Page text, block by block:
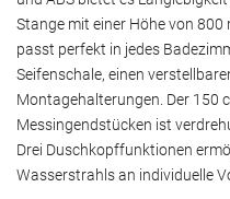
Stange mit einer Höhe von
passt perfekt in jedes
Seifenschale, einen
Montagehalterungen. Der 150
Messingendstücken ist
Drei Duschkopffunktionen
Wasserstrahls an individuelle